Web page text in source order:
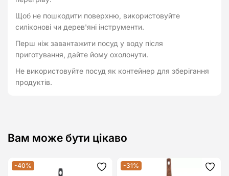
Щоб не пошкодити поверхню, використовуйте
силіконові чи дерев'яні інструменти.
Перш ніж завантажити посуд у воду після
приготування, дайте йому охолонути.
Не використовуйте посуд як контейнер для зберігання
продуктів.
Вам може бути цікаво
-40% Додати-31%